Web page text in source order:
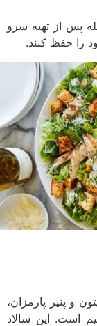
از تهیه سرو
حفظ کنند.
پارمزان،
این سالاد